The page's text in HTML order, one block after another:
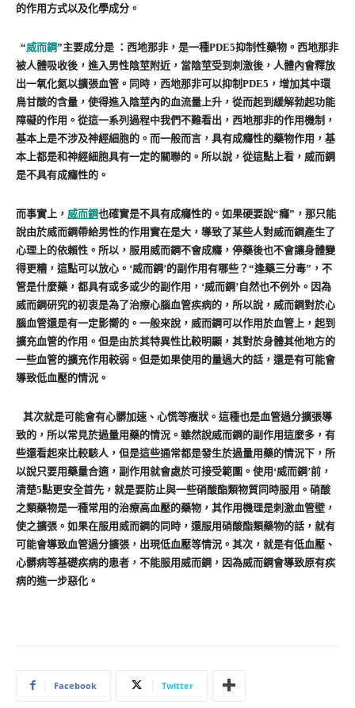
的作用方式以及化學成分。
“威而鋼”主要成分是 ：西地那非，是一種PDE5抑制性藥物。西地那非
被人體吸收後，進入男性陰莖附近，當陰莖受到刺激後，人體內會釋放
出一氧化氮以擴張血管。同時，西地那非可以抑制PDE5，增加其中環
鳥甘酸的含量，使得進入陰莖內的血流量上升，從而起到緩解勃起功能
障礙的作用。從這一系列過程中我們不難看出，西地那非的作用機制，
基本上是不涉及神經細胞的。而一般而言，具有成癮性的藥物作用，基
本上都是和神經細胞具有一定的關聯的。所以說，從這點上看，威而鋼
是不具有成癮性的。
而事實上， 威而鋼也確實是不具有成癮性的。如果硬要說“癮”，那只能
說由於威而鋼帶給男性的作用實在是大，導致了某些人對威而鋼產生了
心理上的依賴性。所以，服用威而鋼不會成癮，停藥後也不會讓身體變
得更糟，這點可以放心。‘威而鋼’的副作用有哪些？“逢藥三分毒”，不
管是什麼藥，都具有或多或少的副作用，‘威而鋼’自然也不例外。因為
威而鋼研究的初衷是為了治療心腦血管疾病的，所以說，威而鋼對於心
腦血管還是有一定影嚮的。一般來說，威而鋼可以作用於血管上，起到
擴充血管的作用。但是由於其特異性比較明顯，其對於身體其他地方的
一些血管的擴充作用較弱。但是如果使用的量過大的話，還是有可能會
導致低血壓的情況。
其次就是可能會有心髒加速、心慌等癥狀。這種也是血管過分擴張導
致的，所以常見於過量用藥的情況。雖然說威而鋼的副作用這麼多，有
些還看起來比較駭人，但是這些通常都是發生於過量用藥的情況下，所
以說只要用藥量合適，副作用就會處於可接受範圍。使用‘威而鋼’前，
清楚5點更安全首先，就是要防止與一些硝酸酯類物質同時服用。硝酸
之類藥物是一種常用的治療高血壓的藥物，其作用機理是刺激血管壁，
使之擴張。如果在服用威而鋼的同時，還服用硝酸酯類藥物的話，就有
可能會導致血管過分擴張，出現低血壓等情況。其次，就是有低血壓、
心髒病等基礎疾病的患者，不能服用威而鋼，因為威而鋼會導致原有疾
病的進一步惡化。
Facebook Twitter